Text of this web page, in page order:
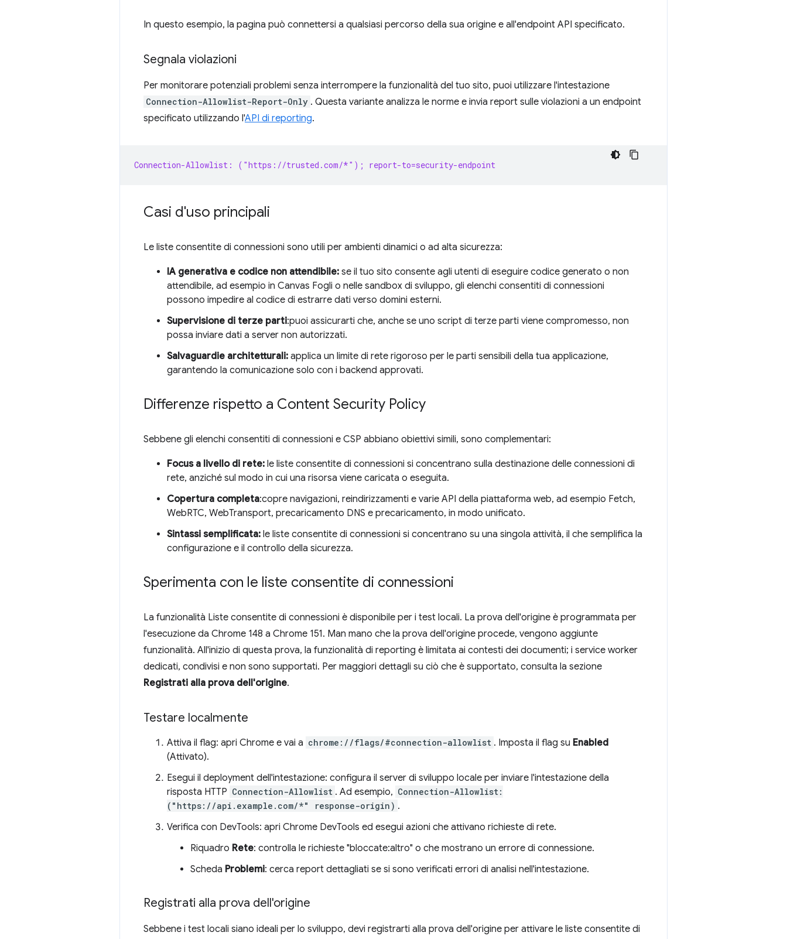
In questo esempio, la pagina può connettersi a qualsiasi percorso della sua origine e all'endpoint API specificato.
Segnala violazioni
Per monitorare potenziali problemi senza interrompere la funzionalità del tuo sito, puoi utilizzare l'intestazione
Connection-Allowlist-Report-Only . Questa variante analizza le norme e invia report sulle violazioni a un endpoint
specificato utilizzando l'API di reporting.
Connection-Allowlist: ("https://trusted.com/*"); report-to=security-endpoint
Casi d'uso principali
Le liste consentite di connessioni sono utili per ambienti dinamici o ad alta sicurezza:
IA generativa e codice non attendibile: se il tuo sito consente agli utenti di eseguire codice generato o non
attendibile, ad esempio in Canvas Fogli o nelle sandbox di sviluppo, gli elenchi consentiti di connessioni
possono impedire al codice di estrarre dati verso domini esterni.
Supervisione di terze parti:puoi assicurarti che, anche se uno script di terze parti viene compromesso, non
possa inviare dati a server non autorizzati.
Salvaguardie architetturali: applica un limite di rete rigoroso per le parti sensibili della tua applicazione,
garantendo la comunicazione solo con i backend approvati.
Differenze rispetto a Content Security Policy
Sebbene gli elenchi consentiti di connessioni e CSP abbiano obiettivi simili, sono complementari:
Focus a livello di rete: le liste consentite di connessioni si concentrano sulla destinazione delle connessioni di
rete, anziché sul modo in cui una risorsa viene caricata o eseguita.
Copertura completa:copre navigazioni, reindirizzamenti e varie API della piattaforma web, ad esempio Fetch,
WebRTC, WebTransport, precaricamento DNS e precaricamento, in modo unificato.
Sintassi semplificata: le liste consentite di connessioni si concentrano su una singola attività, il che semplifica la
configurazione e il controllo della sicurezza.
Sperimenta con le liste consentite di connessioni
La funzionalità Liste consentite di connessioni è disponibile per i test locali. La prova dell'origine è programmata per
l'esecuzione da Chrome 148 a Chrome 151. Man mano che la prova dell'origine procede, vengono aggiunte
funzionalità. All'inizio di questa prova, la funzionalità di reporting è limitata ai contesti dei documenti; i service worker
dedicati, condivisi e non sono supportati. Per maggiori dettagli su ciò che è supportato, consulta la sezione
Registrati alla prova dell'origine.
Testare localmente
Attiva il flag: apri Chrome e vai a chrome://flags/#connection-allowlist . Imposta il flag su Enabled
(Attivato).
Esegui il deployment dell'intestazione: configura il server di sviluppo locale per inviare l'intestazione della
risposta HTTP Connection-Allowlist . Ad esempio, Connection-Allowlist:
("https://api.example.com/*" response-origin) .
Verifica con DevTools: apri Chrome DevTools ed esegui azioni che attivano richieste di rete.
Riquadro Rete: controlla le richieste "bloccate:altro" o che mostrano un errore di connessione.
Scheda Problemi: cerca report dettagliati se si sono verificati errori di analisi nell'intestazione.
Registrati alla prova dell'origine
Sebbene i test locali siano ideali per lo sviluppo, devi registrarti alla prova dell'origine per attivare le liste consentite di